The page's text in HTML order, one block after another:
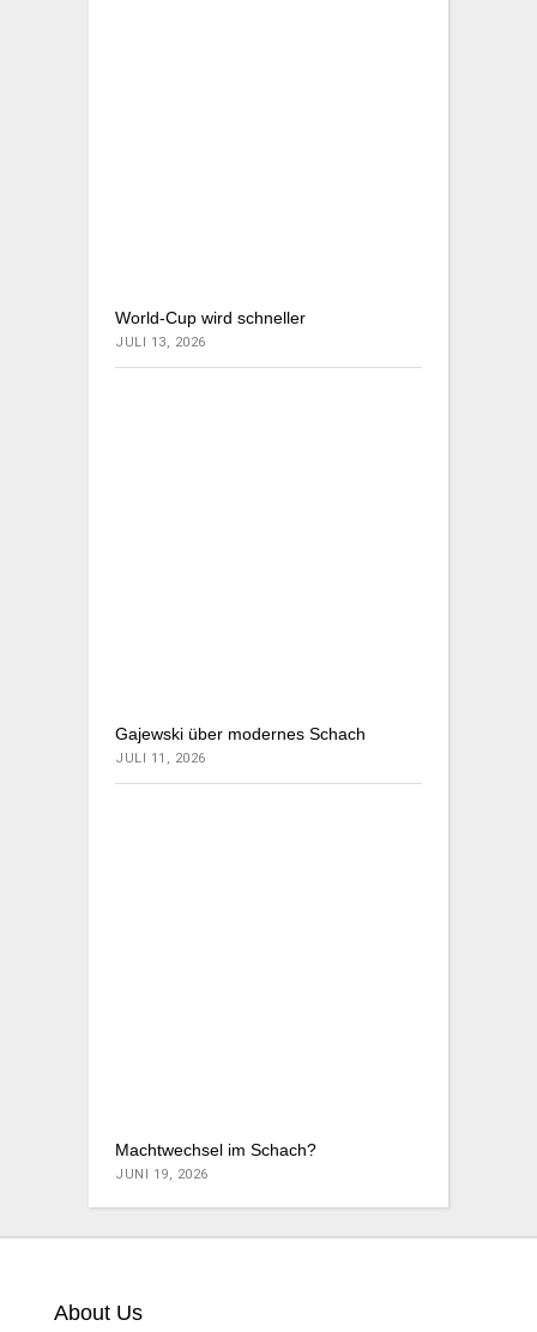
World-Cup wird schneller
JULI 13, 2026
Gajewski über modernes Schach
JULI 11, 2026
Machtwechsel im Schach?
JUNI 19, 2026
About Us